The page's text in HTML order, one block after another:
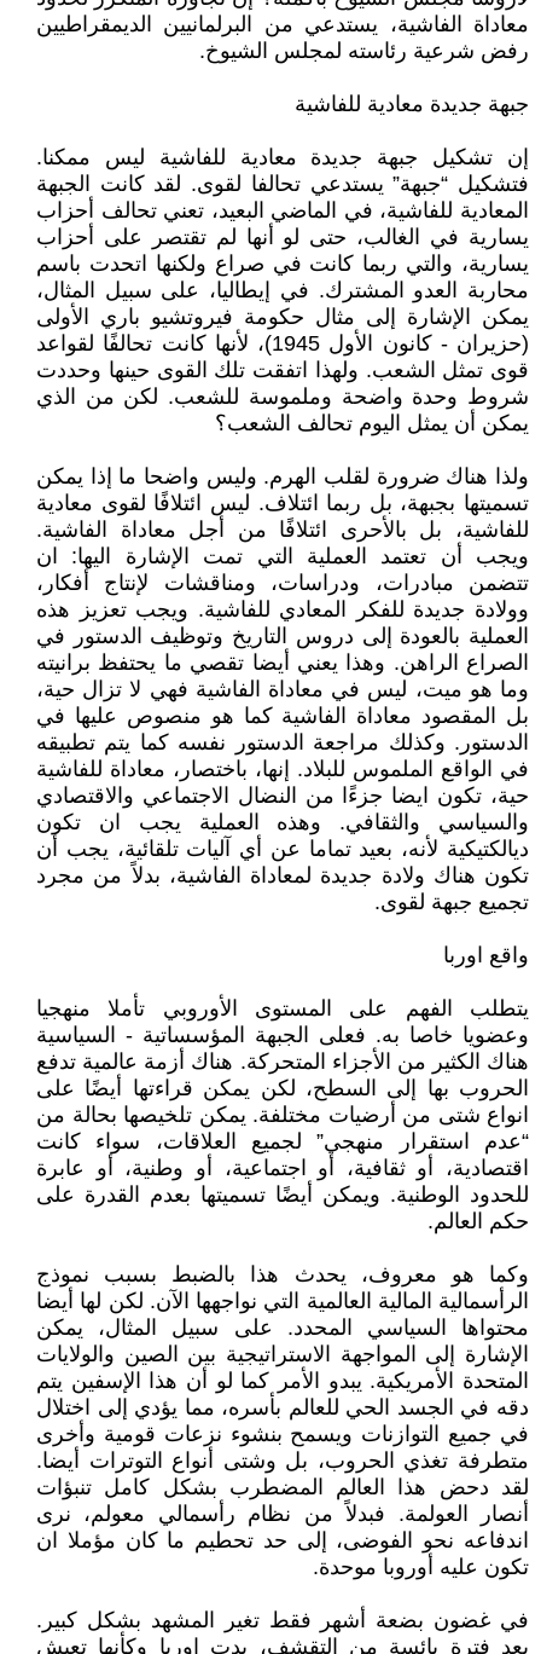
معاداة الفاشية، يستدعي من البرلمانيين الديمقراطيين
رفض شرعية رئاسته لمجلس الشيوخ.
جبهة جديدة معادية للفاشية
إن تشكيل جبهة جديدة معادية للفاشية ليس ممكنا.
فتشكيل “جبهة” يستدعي تحالفا لقوى. لقد كانت الجبهة
المعادية للفاشية، في الماضي البعيد، تعني تحالف أحزاب
يسارية في الغالب، حتى لو أنها لم تقتصر على أحزاب
يسارية، والتي ربما كانت في صراع ولكنها اتحدت باسم
محاربة العدو المشترك. في إيطاليا، على سبيل المثال،
يمكن الإشارة إلى مثال حكومة فيروتشيو باري الأولى
(حزيران - كانون الأول 1945)، لأنها كانت تحالفًا لقواعد
قوى تمثل الشعب. ولهذا اتفقت تلك القوى حينها وحددت
شروط وحدة واضحة وملموسة للشعب. لكن من الذي
يمكن أن يمثل اليوم تحالف الشعب؟
ولذا هناك ضرورة لقلب الهرم. وليس واضحا ما إذا يمكن
تسميتها بجبهة، بل ربما ائتلاف. ليس ائتلافًا لقوى معادية
للفاشية، بل بالأحرى ائتلافًا من أجل معاداة الفاشية.
ويجب أن تعتمد العملية التي تمت الإشارة اليها: ان
تتضمن مبادرات، ودراسات، ومناقشات لإنتاج أفكار،
وولادة جديدة للفكر المعادي للفاشية. ويجب تعزيز هذه
العملية بالعودة إلى دروس التاريخ وتوظيف الدستور في
الصراع الراهن. وهذا يعني أيضا تقصي ما يحتفظ برانيته
وما هو ميت، ليس في معاداة الفاشية فهي لا تزال حية،
بل المقصود معاداة الفاشية كما هو منصوص عليها في
الدستور. وكذلك مراجعة الدستور نفسه كما يتم تطبيقه
في الواقع الملموس للبلاد. إنها، باختصار، معاداة للفاشية
حية، تكون ايضا جزءًا من النضال الاجتماعي والاقتصادي
والسياسي والثقافي. وهذه العملية يجب ان تكون
ديالكتيكية لأنه، بعيد تماما عن أي آليات تلقائية، يجب أن
تكون هناك ولادة جديدة لمعاداة الفاشية، بدلاً من مجرد
تجميع جبهة لقوى.
واقع اوربا
يتطلب الفهم على المستوى الأوروبي تأملا منهجيا
وعضويا خاصا به. فعلى الجبهة المؤسساتية - السياسية
هناك الكثير من الأجزاء المتحركة. هناك أزمة عالمية تدفع
الحروب بها إلى السطح، لكن يمكن قراءتها أيضًا على
انواع شتى من أرضيات مختلفة. يمكن تلخيصها بحالة من
“عدم استقرار منهجي” لجميع العلاقات، سواء كانت
اقتصادية، أو ثقافية، أو اجتماعية، أو وطنية، أو عابرة
للحدود الوطنية. ويمكن أيضًا تسميتها بعدم القدرة على
حكم العالم.
وكما هو معروف، يحدث هذا بالضبط بسبب نموذج
الرأسمالية المالية العالمية التي نواجهها الآن. لكن لها أيضا
محتواها السياسي المحدد. على سبيل المثال، يمكن
الإشارة إلى المواجهة الاستراتيجية بين الصين والولايات
المتحدة الأمريكية. يبدو الأمر كما لو أن هذا الإسفين يتم
دقه في الجسد الحي للعالم بأسره، مما يؤدي إلى اختلال
في جميع التوازنات ويسمح بنشوء نزعات قومية وأخرى
متطرفة تغذي الحروب، بل وشتى أنواع التوترات أيضا.
لقد دحض هذا العالم المضطرب بشكل كامل تنبؤات
أنصار العولمة. فبدلاً من نظام رأسمالي معولم، نرى
اندفاعه نحو الفوضى، إلى حد تحطيم ما كان مؤملا ان
تكون عليه أوروبا موحدة.
في غضون بضعة أشهر فقط تغير المشهد بشكل كبير.
بعد فترة يائسة من التقشف، بدت اوربا وكأنها تعيش